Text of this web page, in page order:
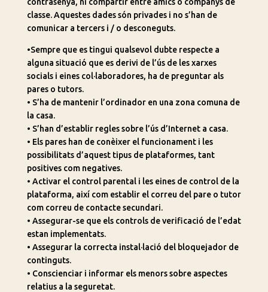
classe. Aquestes dades són privades i no s’han de
comunicar a tercers i / o desconeguts.
•Sempre que es tingui qualsevol dubte respecte a
alguna situació que es derivi de l’ús de les xarxes
socials i eines col·laboradores, ha de preguntar als
pares o tutors.
• S’ha de mantenir l’ordinador en una zona comuna de
la casa.
• S’han d’establir regles sobre l’ús d’Internet a casa.
• Els pares han de conèixer el funcionament i les
possibilitats d’aquest tipus de plataformes, tant
positives com negatives.
• Activar el control parental i les eines de control de la
plataforma, així com establir el correu del pare o tutor
com correu de contacte secundari.
• Assegurar-se que els controls de verificació de l’edat
estan implementats.
• Assegurar la correcta instal·lació del bloquejador de
continguts.
• Conscienciar i informar els menors sobre aspectes
relatius a la seguretat.